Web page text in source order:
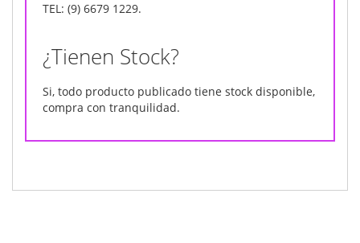
TEL: (9) 6679 1229.
¿Tienen Stock?
Si, todo producto publicado tiene stock disponible,
compra con tranquilidad.